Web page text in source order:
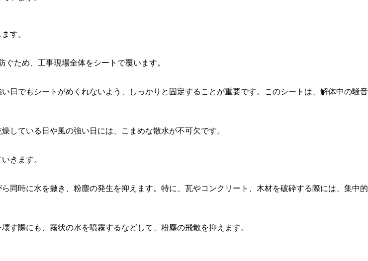
す。
ため、工事現場全体をシートで覆います。
日でもシートがめくれないよう、しっかりと固定することが重要です。このシートは、解体中の騒音
している日や風の強い日には、こまめな散水が不可欠です。
きます。
同時に水を撒き、粉塵の発生を抑えます。特に、瓦やコンクリート、木材を破砕する際には、集中的
す際にも、霧状の水を噴霧するなどして、粉塵の飛散を抑えます。